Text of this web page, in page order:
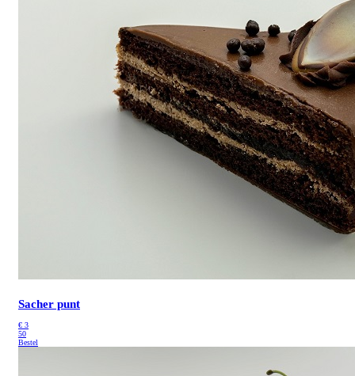
Sacher punt
€ 3
50
Bestel